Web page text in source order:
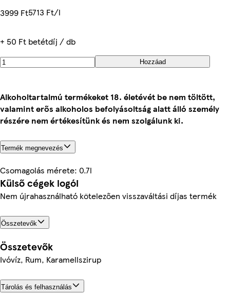
3999 Ft5713 Ft/l
+ 50 Ft betétdíj / db
Hozzáad
Alkoholtartalmú termékeket 18. életévét be nem töltött,
valamint erős alkoholos befolyásoltság alatt álló személy
részére nem értékesítünk és nem szolgálunk ki.
Termék megnevezés
Csomagolás mérete: 0.7l
Külső cégek logói
Nem újrahasználható kötelezően visszaváltási díjas termék
Összetevők
Összetevők
Ivóvíz, Rum, Karamellszirup
Tárolás és felhasználás